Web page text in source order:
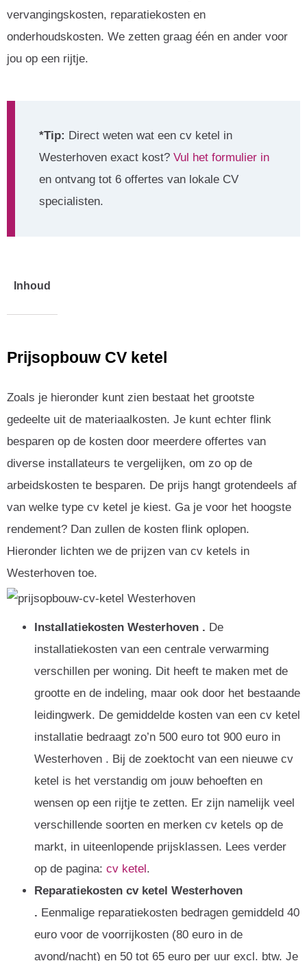
vervangingskosten, reparatiekosten en
onderhoudskosten. We zetten graag één en ander voor
jou op een rijtje.
*Tip: Direct weten wat een cv ketel in
Westerhoven exact kost? Vul het formulier in
en ontvang tot 6 offertes van lokale CV
specialisten.
Inhoud
Prijsopbouw CV ketel
Zoals je hieronder kunt zien bestaat het grootste
gedeelte uit de materiaalkosten. Je kunt echter flink
besparen op de kosten door meerdere offertes van
diverse installateurs te vergelijken, om zo op de
arbeidskosten te besparen. De prijs hangt grotendeels af
van welke type cv ketel je kiest. Ga je voor het hoogste
rendement? Dan zullen de kosten flink oplopen.
Hieronder lichten we de prijzen van cv ketels in
Westerhoven toe.
Installatiekosten Westerhoven . De
installatiekosten van een centrale verwarming
verschillen per woning. Dit heeft te maken met de
grootte en de indeling, maar ook door het bestaande
leidingwerk. De gemiddelde kosten van een cv ketel
installatie bedraagt zo’n 500 euro tot 900 euro in
Westerhoven . Bij de zoektocht van een nieuwe cv
ketel is het verstandig om jouw behoeften en
wensen op een rijtje te zetten. Er zijn namelijk veel
verschillende soorten en merken cv ketels op de
markt, in uiteenlopende prijsklassen. Lees verder
op de pagina: cv ketel.
Reparatiekosten cv ketel Westerhoven
. Eenmalige reparatiekosten bedragen gemiddeld 40
euro voor de voorrijkosten (80 euro in de
avond/nacht) en 50 tot 65 euro per uur excl. btw. Je